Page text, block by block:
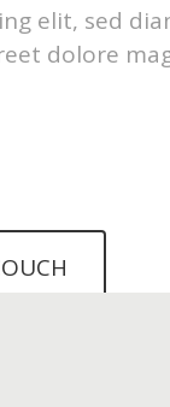
elit, sed
dolore